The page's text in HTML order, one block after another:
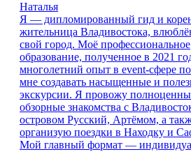
Наталья
Я — дипломированный гид и
жительница Владивостока,
свой город. Моё профессиональное
образование, полученное в 2021
многолетний опыт в event-сфере
мне создавать насыщенные и
экскурсии. Я провожу
обзорные знакомства с
островом Русский, Артёмом, а
организую поездки в Находку и
Мой главный формат —